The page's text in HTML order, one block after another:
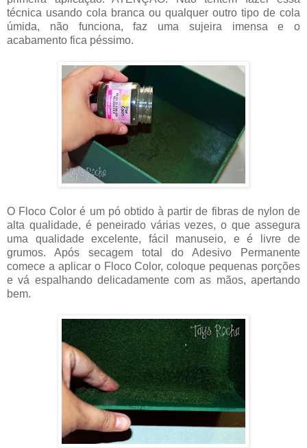
técnica usando cola branca ou qualquer outro tipo de cola
úmida, não funciona, faz uma sujeira imensa e o
acabamento fica péssimo.
O Floco Color é um pó obtido à partir de fibras de nylon de
alta qualidade, é peneirado várias vezes, o que assegura
uma qualidade excelente, fácil manuseio, e é livre de
grumos. Após secagem total do Adesivo Permanente
comece a aplicar o Floco Color, coloque pequenas porções
e vá espalhando delicadamente com as mãos, apertando
bem.